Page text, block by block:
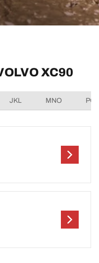
XC90
JKL MNO